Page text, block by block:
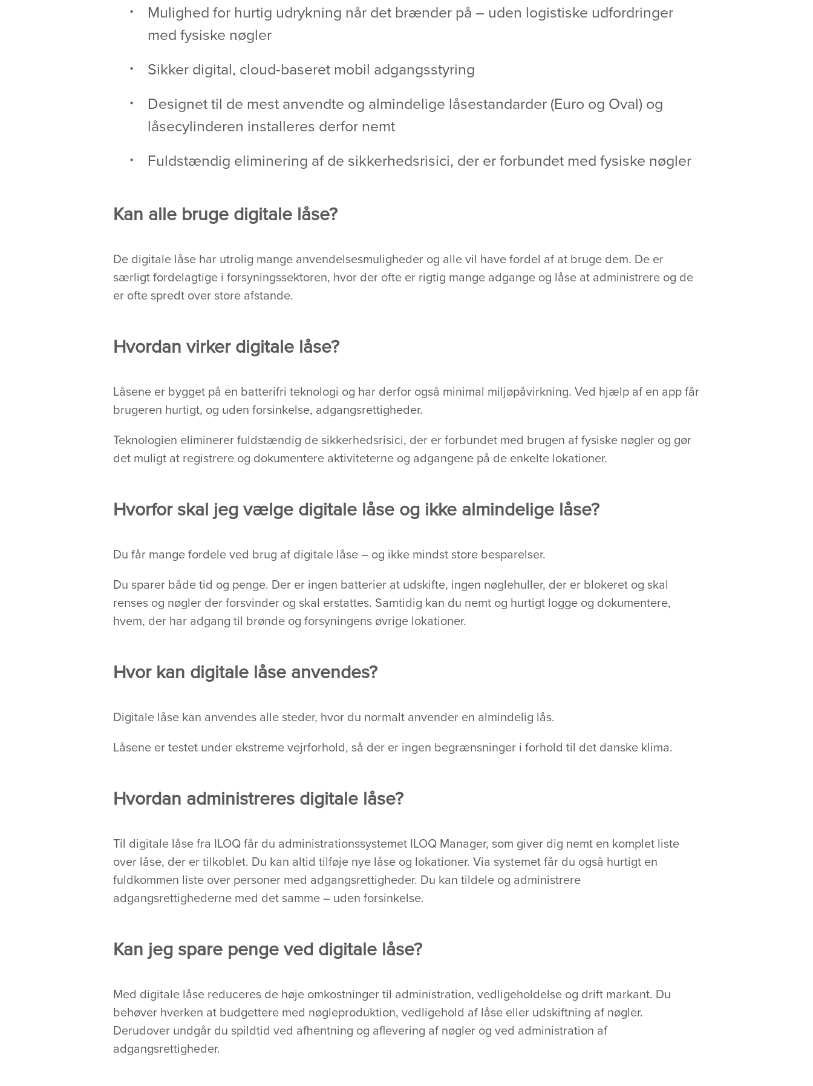
Mulighed for hurtig udrykning når det brænder på – uden logistiske udfordringer
med fysiske nøgler
Sikker digital, cloud-baseret mobil adgangsstyring
Designet til de mest anvendte og almindelige låsestandarder (Euro og Oval) og
låsecylinderen installeres derfor nemt
Fuldstændig eliminering af de sikkerhedsrisici, der er forbundet med fysiske nøgler
Kan alle bruge digitale låse?
De digitale låse har utrolig mange anvendelsesmuligheder og alle vil have fordel af at bruge dem. De er
særligt fordelagtige i forsyningssektoren, hvor der ofte er rigtig mange adgange og låse at administrere og de
er ofte spredt over store afstande.
Hvordan virker digitale låse?
Låsene er bygget på en batterifri teknologi og har derfor også minimal miljøpåvirkning. Ved hjælp af en app får
brugeren hurtigt, og uden forsinkelse, adgangsrettigheder.
Teknologien eliminerer fuldstændig de sikkerhedsrisici, der er forbundet med brugen af fysiske nøgler og gør
det muligt at registrere og dokumentere aktiviteterne og adgangene på de enkelte lokationer.
Hvorfor skal jeg vælge digitale låse og ikke almindelige låse?
Du får mange fordele ved brug af digitale låse – og ikke mindst store besparelser.
Du sparer både tid og penge. Der er ingen batterier at udskifte, ingen nøglehuller, der er blokeret og skal
renses og nøgler der forsvinder og skal erstattes. Samtidig kan du nemt og hurtigt logge og dokumentere,
hvem, der har adgang til brønde og forsyningens øvrige lokationer.
Hvor kan digitale låse anvendes?
Digitale låse kan anvendes alle steder, hvor du normalt anvender en almindelig lås.
Låsene er testet under ekstreme vejrforhold, så der er ingen begrænsninger i forhold til det danske klima.
Hvordan administreres digitale låse?
Til digitale låse fra ILOQ får du administrationssystemet ILOQ Manager, som giver dig nemt en komplet liste
over låse, der er tilkoblet. Du kan altid tilføje nye låse og lokationer. Via systemet får du også hurtigt en
fuldkommen liste over personer med adgangsrettigheder. Du kan tildele og administrere
adgangsrettighederne med det samme – uden forsinkelse.
Kan jeg spare penge ved digitale låse?
Med digitale låse reduceres de høje omkostninger til administration, vedligeholdelse og drift markant. Du
behøver hverken at budgettere med nøgleproduktion, vedligehold af låse eller udskiftning af nøgler.
Derudover undgår du spildtid ved afhentning og aflevering af nøgler og ved administration af
adgangsrettigheder.